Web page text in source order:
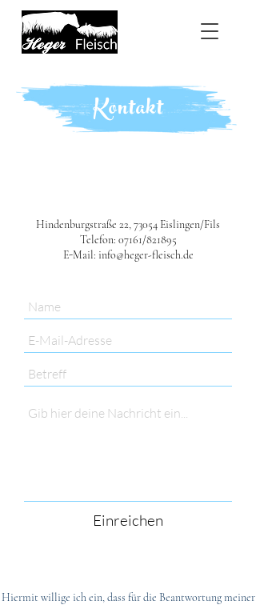
Kontakt
Hindenburgstraße 22, 73054 Eislingen/Fils
Telefon: 07161/821895
E-Mail: info@heger-fleisch.de
Einreichen
Hiermit willige ich ein, dass für die Beantwortung meiner